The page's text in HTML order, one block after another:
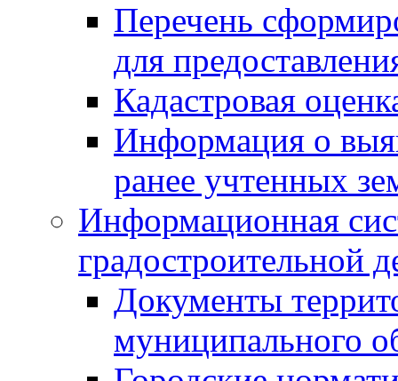
Перечень
для
Кадастровая
Информация о
ранее учтенных
Информационная
градостроительной
Документы
муниципального